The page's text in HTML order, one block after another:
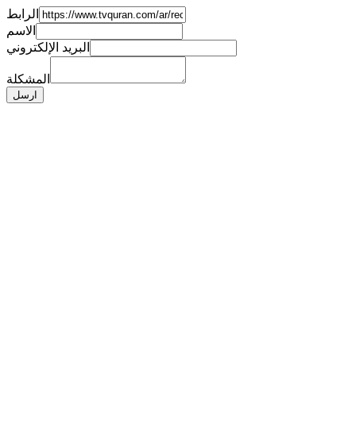
الرابط
الاسم
البريد الإلكتروني
المشكلة
ارسل